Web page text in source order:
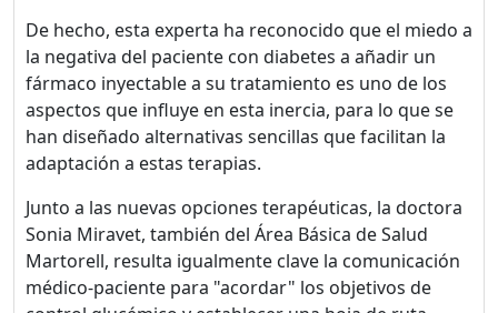
De hecho, esta experta ha reconocido que el miedo a
la negativa del paciente con diabetes a añadir un
fármaco inyectable a su tratamiento es uno de los
aspectos que influye en esta inercia, para lo que se
han diseñado alternativas sencillas que facilitan la
adaptación a estas terapias.
Junto a las nuevas opciones terapéuticas, la doctora
Sonia Miravet, también del Área Básica de Salud
Martorell, resulta igualmente clave la comunicación
médico-paciente para "acordar" los objetivos de